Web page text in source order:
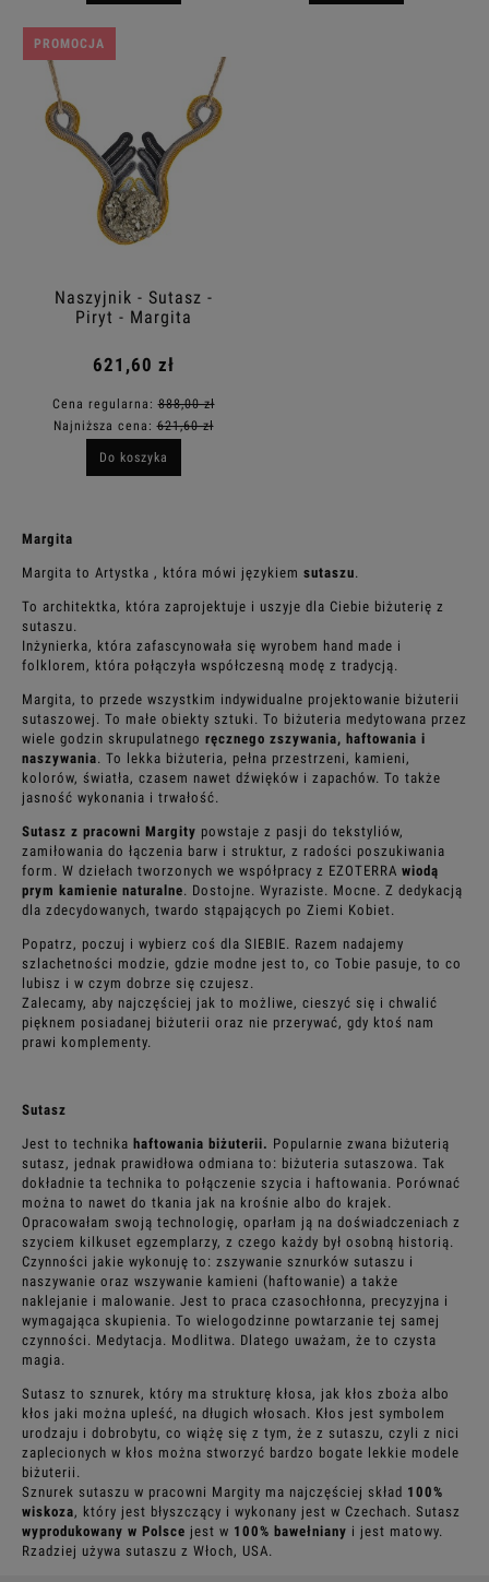
Naszyjnik - Sutasz -
Piryt - Margita
621,60 zł
Cena regularna:888,00 zł
Najniższa cena:621,60 zł
Do koszyka
PROMOCJA
Margita
Margita to Artystka , która mówi językiem sutaszu.
To architektka, która zaprojektuje i uszyje dla Ciebie biżuterię z
sutaszu.
Inżynierka, która zafascynowała się wyrobem hand made i
folklorem, która połączyła współczesną modę z tradycją.
Margita, to przede wszystkim indywidualne projektowanie biżuterii
sutaszowej. To małe obiekty sztuki. To biżuteria medytowana przez
wiele godzin skrupulatnego ręcznego zszywania, haftowania i
naszywania. To lekka biżuteria, pełna przestrzeni, kamieni,
kolorów, światła, czasem nawet dźwięków i zapachów. To także
jasność wykonania i trwałość.
Sutasz z pracowni Margity powstaje z pasji do tekstyliów,
zamiłowania do łączenia barw i struktur, z radości poszukiwania
form. W dziełach tworzonych we współpracy z EZOTERRA wiodą
prym kamienie naturalne. Dostojne. Wyraziste. Mocne. Z dedykacją
dla zdecydowanych, twardo stąpających po Ziemi Kobiet.
Popatrz, poczuj i wybierz coś dla SIEBIE. Razem nadajemy
szlachetności modzie, gdzie modne jest to, co Tobie pasuje, to co
lubisz i w czym dobrze się czujesz.
Zalecamy, aby najczęściej jak to możliwe, cieszyć się i chwalić
pięknem posiadanej biżuterii oraz nie przerywać, gdy ktoś nam
prawi komplementy.
Sutasz
Jest to technika haftowania biżuterii. Popularnie zwana biżuterią
sutasz, jednak prawidłowa odmiana to: biżuteria sutaszowa. Tak
dokładnie ta technika to połączenie szycia i haftowania. Porównać
można to nawet do tkania jak na krośnie albo do krajek.
Opracowałam swoją technologię, oparłam ją na doświadczeniach z
szyciem kilkuset egzemplarzy, z czego każdy był osobną historią.
Czynności jakie wykonuję to: zszywanie sznurków sutaszu i
naszywanie oraz wszywanie kamieni (haftowanie) a także
naklejanie i malowanie. Jest to praca czasochłonna, precyzyjna i
wymagająca skupienia. To wielogodzinne powtarzanie tej samej
czynności. Medytacja. Modlitwa. Dlatego uważam, że to czysta
magia.
Sutasz to sznurek, który ma strukturę kłosa, jak kłos zboża albo
kłos jaki można upleść, na długich włosach. Kłos jest symbolem
urodzaju i dobrobytu, co wiążę się z tym, że z sutaszu, czyli z nici
zaplecionych w kłos można stworzyć bardzo bogate lekkie modele
biżuterii.
Sznurek sutaszu w pracowni Margity ma najczęściej skład 100%
wiskoza, który jest błyszczący i wykonany jest w Czechach. Sutasz
wyprodukowany w Polsce jest w 100% bawełniany i jest matowy.
Rzadziej używa sutaszu z Włoch, USA.